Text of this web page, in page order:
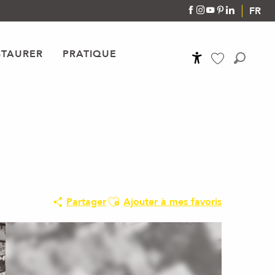
FR
PRATIQUE
PartagerAjouter aux favoris
Ajouter à mes favoris